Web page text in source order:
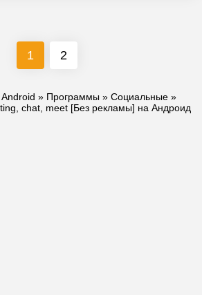
1 2
» Программы » Социальные »
chat, meet [Без рекламы] на Андроид